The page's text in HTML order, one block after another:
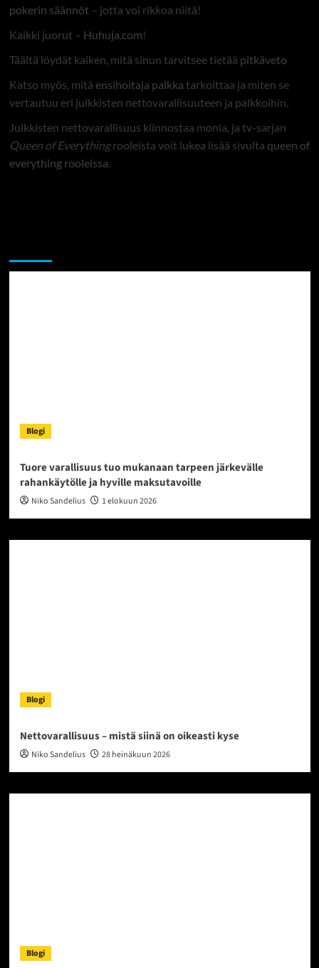
pokerin säännöt– jotta voi rikkoa niitä!
Kaikki juorut – Huhuja.com!
Täältä löydät kaiken, mitä sinun tarvitsee tietää pitkäveto
Katso myös, mitä ensihoitaja palkka tarkoittaa ja miten se
vertautuu eri julkkisten nettovarallisuuteen ja palkkoihin.
Julkkisten nettovarallisuus kiinnostaa monia, ja tv-sarjan
Queen of Everythingrooleista voit lukea lisää sivulta queen of
everything rooleissa.
Blogi
Tuore varallisuus tuo mukanaan tarpeen järkevälle
rahankäytölle ja hyville maksutavoille
Niko Sandelius 1 elokuun 2026
Blogi
Nettovarallisuus – mistä siinä on oikeasti kyse
Niko Sandelius 28 heinäkuun 2026
Blogi